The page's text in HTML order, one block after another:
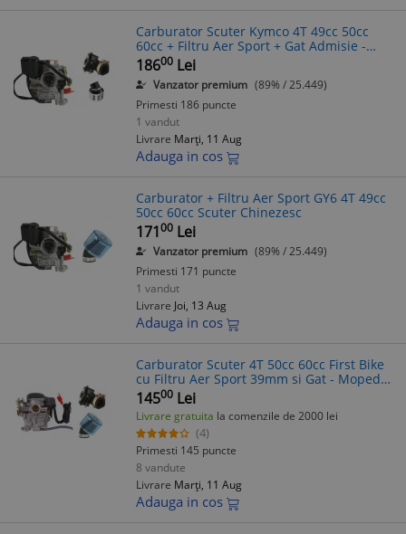
Carburator Scuter Kymco 4T 49cc 50cc
60cc + Filtru Aer Sport + Gat Admisie -
Piese Moto TMMP
18600 Lei
Vanzator premium (89% / 25.449)
Primesti 186 puncte
1 vandut
Livrare Marți, 11 Aug
Adauga in cos
Carburator + Filtru Aer Sport GY6 4T 49cc
50cc 60cc Scuter Chinezesc
17100 Lei
Vanzator premium (89% / 25.449)
Primesti 171 puncte
1 vandut
Livrare Joi, 13 Aug
Adauga in cos
Carburator Scuter 4T 50cc 60cc First Bike
cu Filtru Aer Sport 39mm si Gat - Moped
4T
14500 Lei
Livrare gratuita la comenzile de 2000 lei
(4)
Primesti 145 puncte
8 vandute
Livrare Marți, 11 Aug
Adauga in cos